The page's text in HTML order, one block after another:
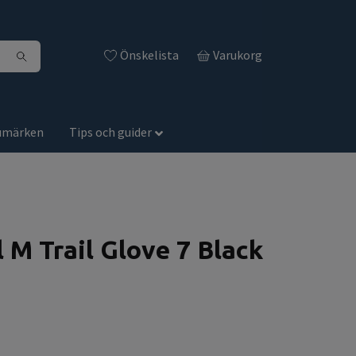
Önskelista Varukorg
Tips och guider
M Trail Glove 7 Black